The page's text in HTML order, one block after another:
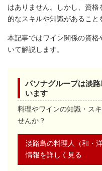
はありません。しかし、資
的なスキルや知識があること
本記事ではワイン関係の資
いて解説します。
パソナグループは淡
います
料理やワインの知識・ス
せんか？
淡路島の料理人（和・
情報を詳しく見る